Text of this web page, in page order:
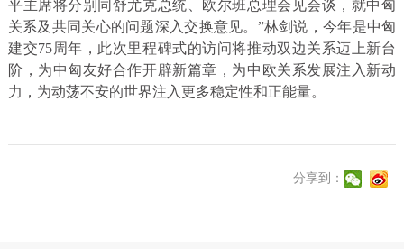
平主席将分别同舒尤克总统、欧尔班总理会见会谈，就中匈
关系及共同关心的问题深入交换意见。”林剑说，今年是中匈
建交75周年，此次里程碑式的访问将推动双边关系迈上新台
阶，为中匈友好合作开辟新篇章，为中欧关系发展注入新动
力，为动荡不安的世界注入更多稳定性和正能量。
分享到：